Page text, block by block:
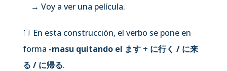
→ Voy a ver una película.
📘 En esta construcción, el verbo se pone en
forma -masu quitando el ます+ に行く / に来
る / に帰る.